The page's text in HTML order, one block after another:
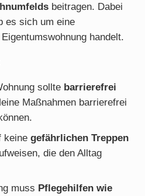
beitragen. Dabei
es sich um eine
handelt.
sollte barrierefrei
Maßnahmen barrierefrei
keine gefährlichen Treppen
die den Alltag
muss Pflegehilfen wie